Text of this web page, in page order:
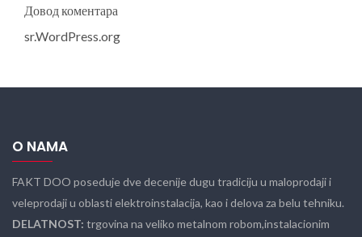
Довод коментара
sr.WordPress.org
O NAMA
FAKT DOO poseduje dve decenije dugu tradiciju u maloprodaji i
veleprodaji u oblasti elektroinstalacija, kao i delova za belu tehniku.
DELATNOST: trgovina na veliko metalnom robom,instalacionim